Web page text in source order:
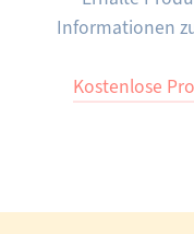
Informationen
Kostenlose